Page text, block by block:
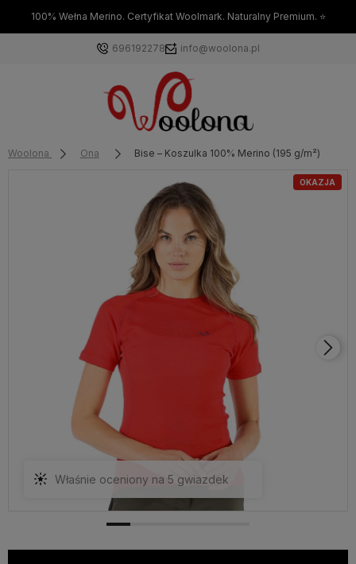
100% Wełna Merino. Certyfikat Woolmark. Naturalny Premium. ⭐
696192278 info@woolona.pl
Woolona Ona Bise – Koszulka 100% Merino (195 g/m²)
OKAZJA
Właśnie oceniony na 5 gwiazdek